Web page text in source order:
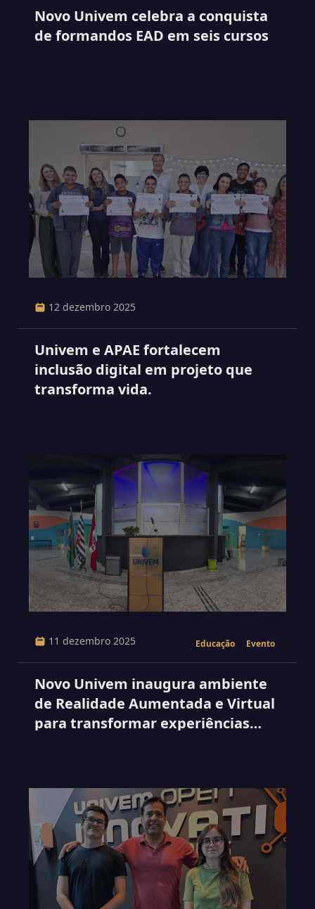
Novo Univem celebra a conquista
de formandos EAD em seis cursos
12 dezembro 2025
Univem e APAE fortalecem
inclusão digital em projeto que
transforma vida.
11 dezembro 2025 Educação Evento
Novo Univem inaugura ambiente
de Realidade Aumentada e Virtual
para transformar experiências